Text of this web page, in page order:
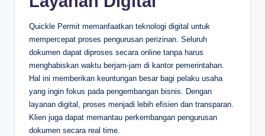
Quickle Permit memanfaatkan teknologi digital untuk
mempercepat proses pengurusan perizinan. Seluruh
dokumen dapat diproses secara online tanpa harus
menghabiskan waktu berjam-jam di kantor pemerintahan.
Hal ini memberikan keuntungan besar bagi pelaku usaha
yang ingin fokus pada pengembangan bisnis. Dengan
layanan digital, proses menjadi lebih efisien dan transparan.
Klien juga dapat memantau perkembangan pengurusan
dokumen secara real time.